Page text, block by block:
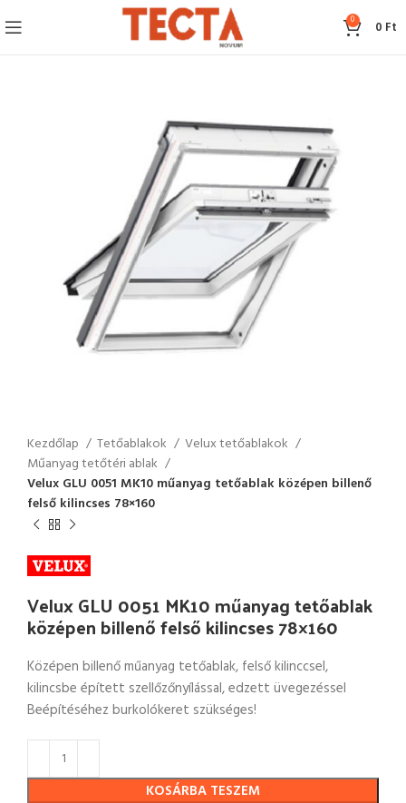
0 0 Ft
Kezdőlap Tetőablakok
Velux tetőablakok
Műanyag tetőtéri ablak
Velux GLU 0051 MK10 műanyag tetőablak középen billenő
felső kilincses 78×160
Velux GLU 0051 MK10 műanyag tetőablak
középen billenő felső kilincses 78×160
Középen billenő műanyag tetőablak, felső kilinccsel,
kilincsbe épített szellőzőnyílással, edzett üvegezéssel
Beépítéséhez burkolókeret szükséges!
KOSÁRBA TESZEM